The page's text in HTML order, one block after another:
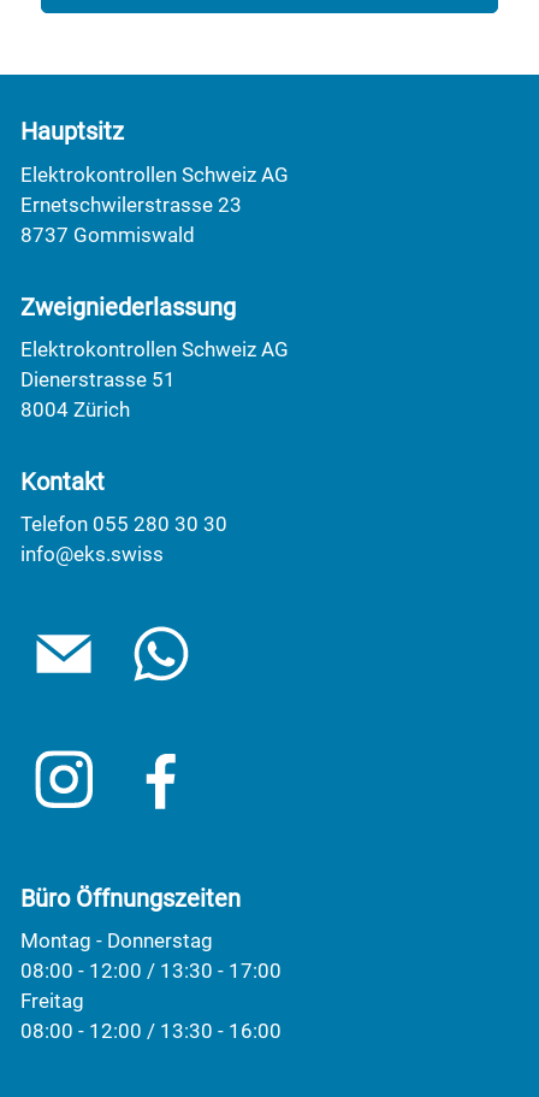
Hauptsitz
Elektrokontrollen Schweiz AG
Ernetschwilerstrasse 23
8737 Gommiswald
Zweigniederlassung
Elektrokontrollen Schweiz AG
Dienerstrasse 51
8004 Zürich
Kontakt
Telefon 055 280 30 30
info@eks.swiss
Büro Öffnungszeiten
Montag - Donnerstag
08:00 - 12:00 / 13:30 - 17:00
Freitag
08:00 - 12:00 / 13:30 - 16:00